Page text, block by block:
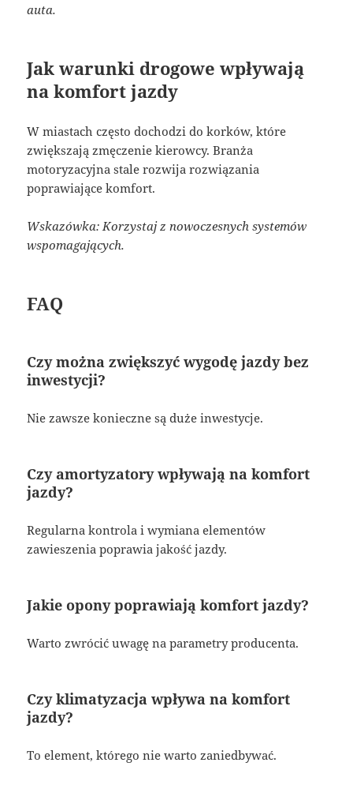
auta.
Jak warunki drogowe wpływają
na komfort jazdy
W miastach często dochodzi do korków, które
zwiększają zmęczenie kierowcy. Branża
motoryzacyjna stale rozwija rozwiązania
poprawiające komfort.
Wskazówka: Korzystaj z nowoczesnych systemów
wspomagających.
FAQ
Czy można zwiększyć wygodę jazdy bez
inwestycji?
Nie zawsze konieczne są duże inwestycje.
Czy amortyzatory wpływają na komfort
jazdy?
Regularna kontrola i wymiana elementów
zawieszenia poprawia jakość jazdy.
Jakie opony poprawiają komfort jazdy?
Warto zwrócić uwagę na parametry producenta.
Czy klimatyzacja wpływa na komfort
jazdy?
To element, którego nie warto zaniedbywać.